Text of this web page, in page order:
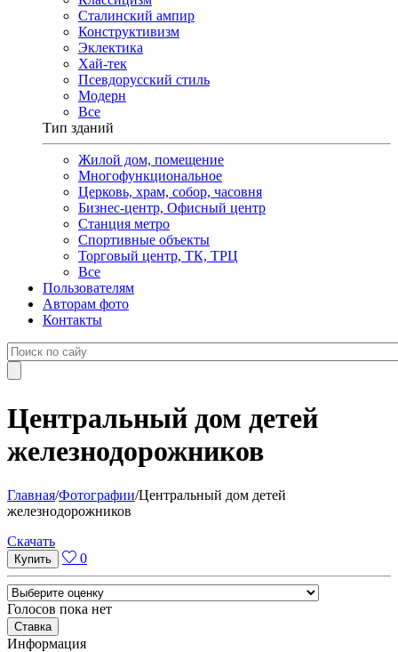
Сталинский ампир
Конструктивизм
Эклектика
Хай-тек
Псевдорусский стиль
Модерн
Все
Тип зданий
Жилой дом, помещение
Многофункциональное
Церковь, храм, собор, часовня
Бизнес-центр, Офисный центр
Станция метро
Спортивные объекты
Торговый центр, ТК, ТРЦ
Все
Пользователям
Авторам фото
Контакты
Центральный дом детей
железнодорожников
Главная/Фотографии/Центральный дом детей
железнодорожников
Cкачать
0
Голосов пока нет
Информация